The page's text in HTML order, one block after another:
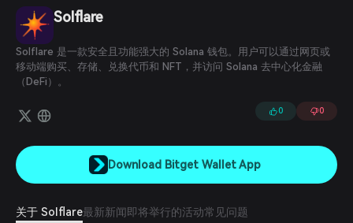
العربية
বাংলা
Español
Português (Brasil)
Solflare
Solflare 是一款安全且功能强大的 Solana 钱包。用户可以通过网页或
移动端购买、存储、兑换代币和 NFT，并访问 Solana 去中心化金融
（DeFi）。
0 0
Download Bitget Wallet App
关于 Solflare最新新闻即将举行的活动常见问题